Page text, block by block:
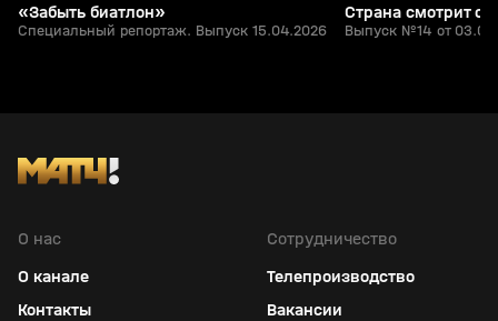
«Забыть биатлон»
Специальный репортаж. Выпуск 15.04.2026
Страна смотрит
Выпуск №14 от
О нас
О канале
Контакты
Сотрудничество
Телепроизводство
Вакансии